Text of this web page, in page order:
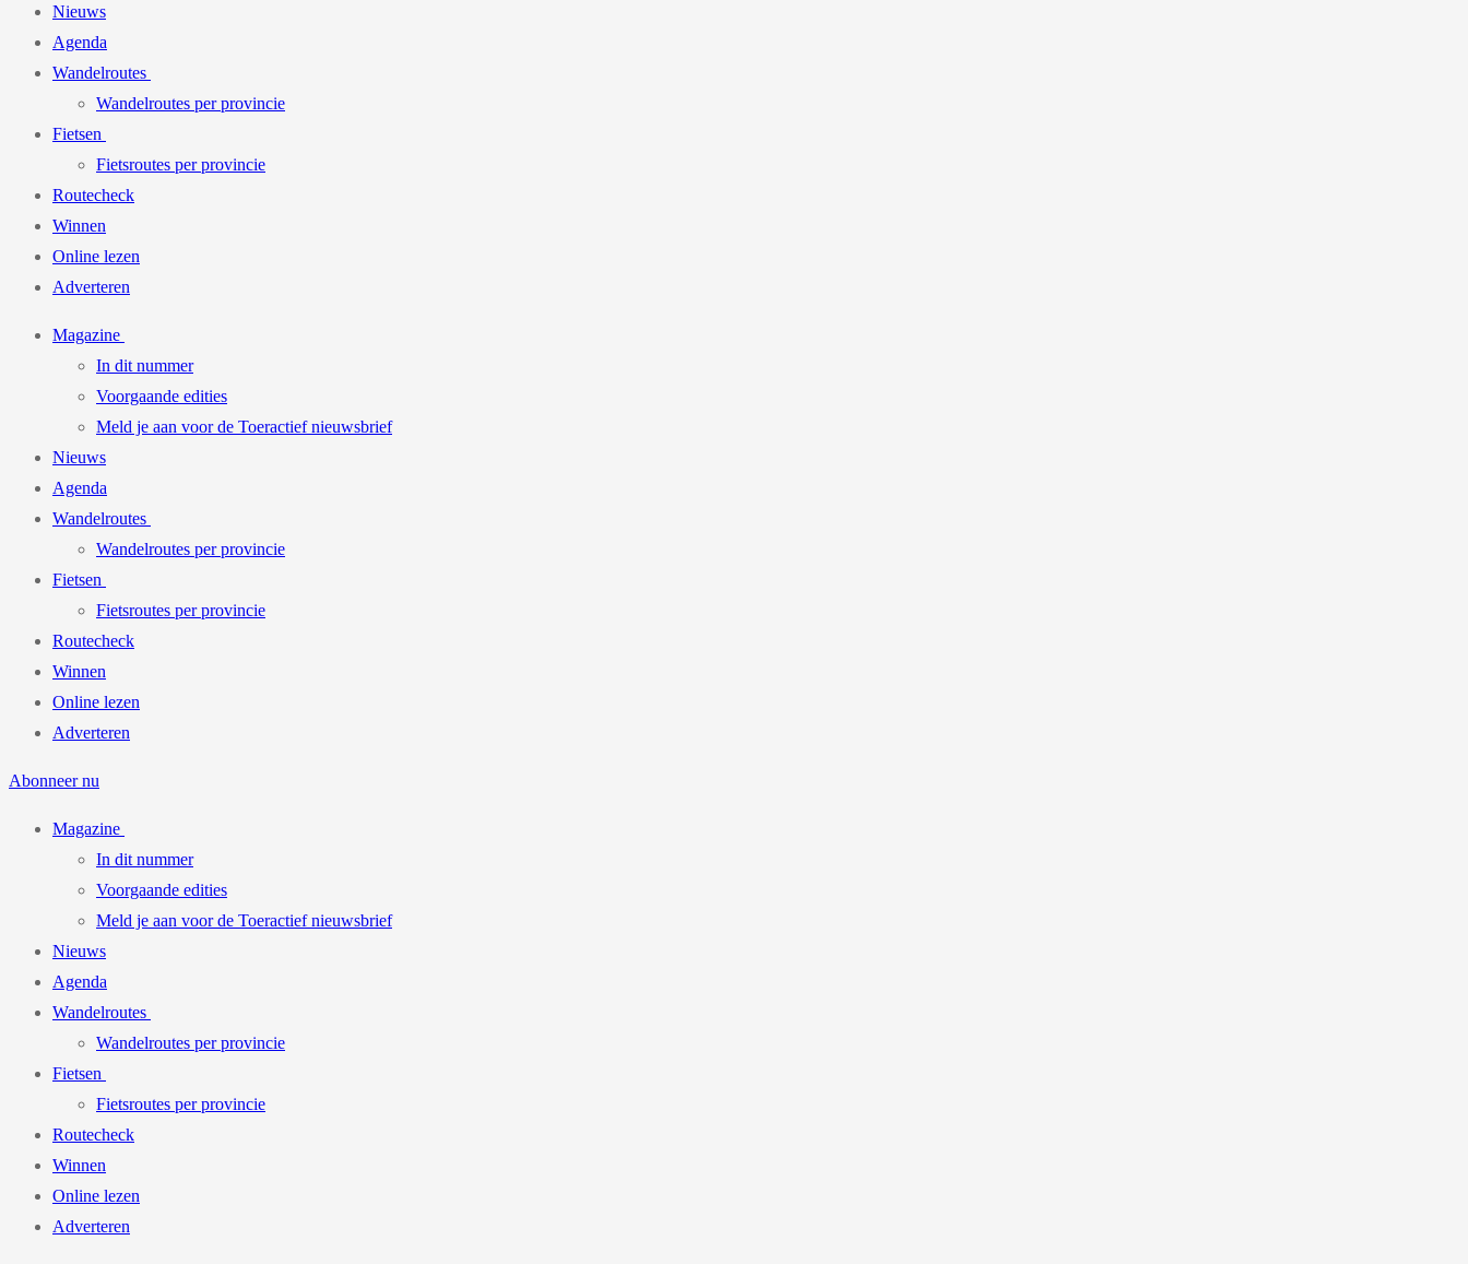
Nieuws
Agenda
Wandelroutes
Wandelroutes per provincie
Fietsen
Fietsroutes per provincie
Routecheck
Winnen
Online lezen
Adverteren
Magazine
In dit nummer
Voorgaande edities
Meld je aan voor de Toeractief nieuwsbrief
Nieuws
Agenda
Wandelroutes
Wandelroutes per provincie
Fietsen
Fietsroutes per provincie
Routecheck
Winnen
Online lezen
Adverteren
Abonneer nu
Magazine
In dit nummer
Voorgaande edities
Meld je aan voor de Toeractief nieuwsbrief
Nieuws
Agenda
Wandelroutes
Wandelroutes per provincie
Fietsen
Fietsroutes per provincie
Routecheck
Winnen
Online lezen
Adverteren